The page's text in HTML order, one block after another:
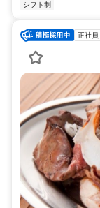
シフト制
正社員